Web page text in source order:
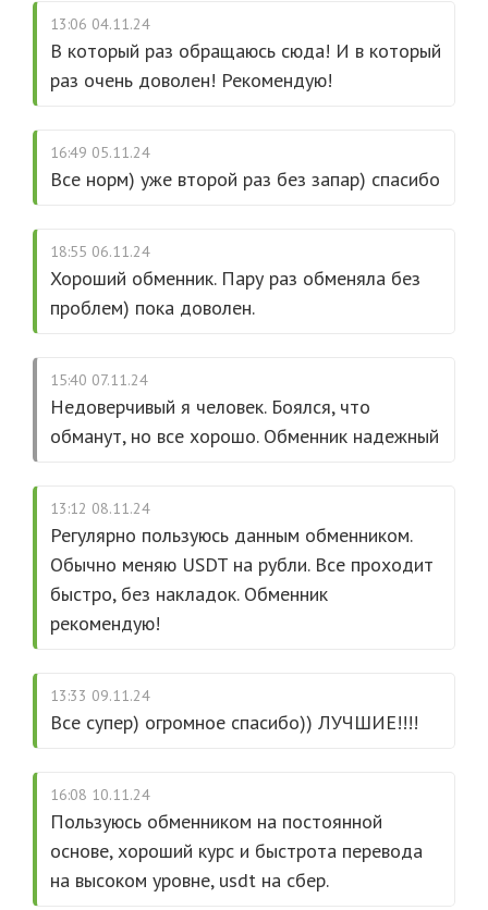
13:06 04.11.24
В который раз обращаюсь сюда! И в который
раз очень доволен! Рекомендую!
16:49 05.11.24
Все норм) уже второй раз без запар) спасибо
18:55 06.11.24
Хороший обменник. Пару раз обменяла без
проблем) пока доволен.
15:40 07.11.24
Недоверчивый я человек. Боялся, что
обманут, но все хорошо. Обменник надежный
13:12 08.11.24
Регулярно пользуюсь данным обменником.
Обычно меняю USDT на рубли. Все проходит
быстро, без накладок. Обменник
рекомендую!
13:33 09.11.24
Все супер) огромное спасибо)) ЛУЧШИЕ!!!!
16:08 10.11.24
Пользуюсь обменником на постоянной
основе, хороший курс и быстрота перевода
на высоком уровне, usdt на сбер.